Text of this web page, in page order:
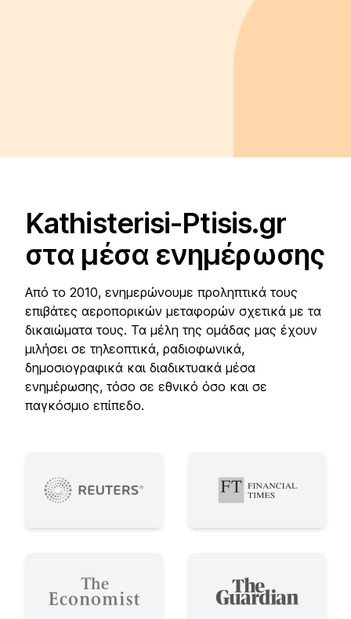
Kathisterisi-Ptisis.gr
στα μέσα ενημέρωσης
Από το 2010, ενημερώνουμε προληπτικά τους
επιβάτες αεροπορικών μεταφορών σχετικά με τα
δικαιώματα τους. Τα μέλη της ομάδας μας έχουν
μιλήσει σε τηλεοπτικά, ραδιοφωνικά,
δημοσιογραφικά και διαδικτυακά μέσα
ενημέρωσης, τόσο σε εθνικό όσο και σε
παγκόσμιο επίπεδο.